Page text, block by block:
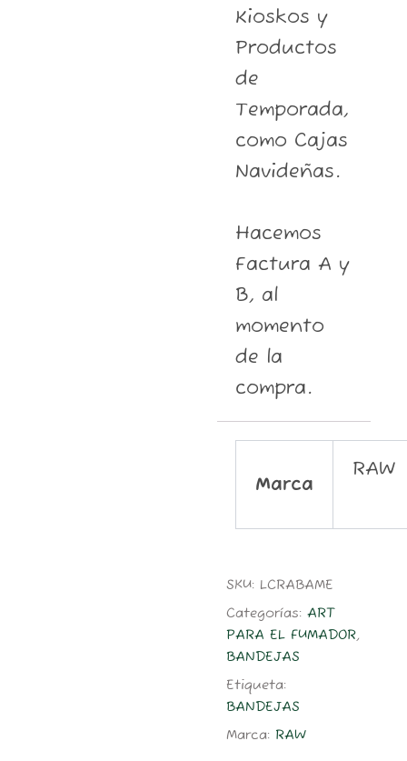
Kioskos y
Productos
de
Temporada,
como Cajas
Navideñas.
Hacemos
Factura A y
B, al
momento
de la
compra.
Marca
RAW
SKU: LCRABAME
Categorías:ART
PARA EL FUMADOR,
BANDEJAS
Etiqueta:
BANDEJAS
Marca: RAW